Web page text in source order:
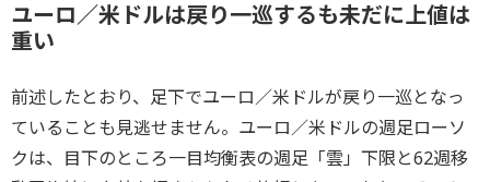
ユーロ／米ドルは戻り一巡するも未だに上値は
重い
前述したとおり、足下でユーロ／米ドルが戻り一巡となっ
ていることも見逃せません。ユーロ／米ドルの週足ローソ
クは、目下のところ一目均衡表の週足「雲」下限と62週移